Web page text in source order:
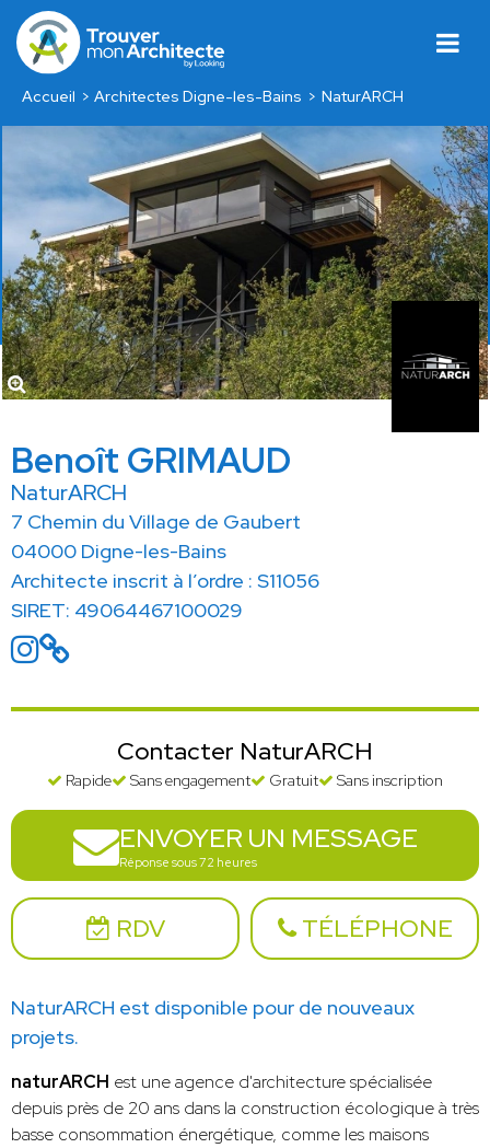
Accueil Architectes Digne-les-Bains NaturARCH
Benoît GRIMAUD
NaturARCH
7 Chemin du Village de Gaubert
04000 Digne-les-Bains
Architecte inscrit à l’ordre : S11056
SIRET: 49064467100029
Contacter NaturARCH
Rapide Sans engagement Gratuit Sans inscription
ENVOYER UN MESSAGE
Réponse sous 72 heures
RDV TÉLÉPHONE
NaturARCH est disponible pour de nouveaux
projets.
naturARCH est une agence d'architecture spécialisée
depuis près de 20 ans dans la construction écologique à très
basse consommation énergétique, comme les maisons